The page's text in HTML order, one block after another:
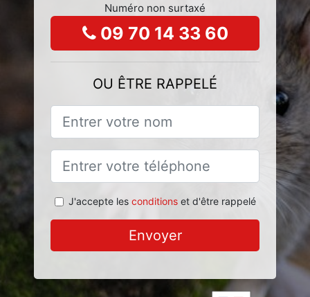
Numéro non surtaxé
09 70 14 33 60
OU ÊTRE RAPPELÉ
J'accepte les conditionset d'être rappelé
Envoyer